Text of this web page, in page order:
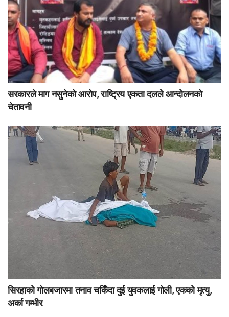
सरकारले माग नसुनेको आरोप, राष्ट्रिय एकता दलले आन्दोलनको
चेतावनी
सिरहाको गोलबजारमा तनाव चर्किँदा दुई युवकलाई गोली, एकको मृत्यु,
अर्का गम्भीर